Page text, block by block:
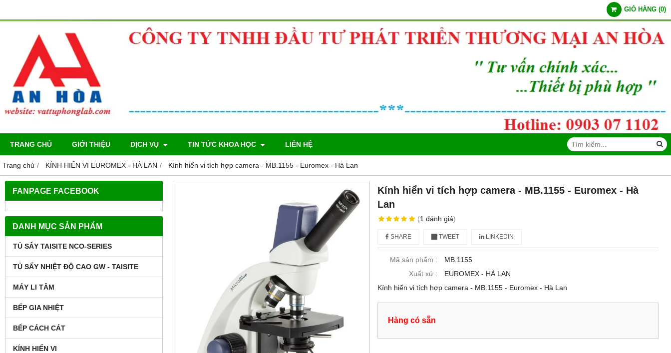
GIỎ HÀNG (0)
TRANG CHỦ GIỚI THIỆU DỊCH VỤ TIN TỨC KHOA HỌC LIÊN HỆ
Trang chủ KÍNH HIỂN VI EUROMEX - HÀ LAN Kính hiển vi tích hợp camera - MB.1155 - Euromex - Hà Lan
FANPAGE FACEBOOK
DANH MỤC SẢN PHẨM
TỦ SẤY TAISITE NCO-SERIES
TỦ SẤY NHIỆT ĐỘ CAO GW - TAISITE
MÁY LI TÂM
BẾP GIA NHIỆT
BẾP CÁCH CÁT
KÍNH HIỂN VI
Kính hiển vi tích hợp camera - MB.1155 - Euromex - Hà
Lan
(1đánh giá)
SHARE TWEET LINKEDIN
Mã sản phẩm :
MB.1155
Xuất xứ :
EUROMEX - HÀ LAN
Kính hiển vi tích hợp camera - MB.1155 - Euromex - Hà Lan
Hàng có sẵn